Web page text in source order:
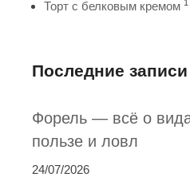
Торт с белковым кремом 1
Последние записи
Форель — всё о
пользе и ловл
24/07/2026